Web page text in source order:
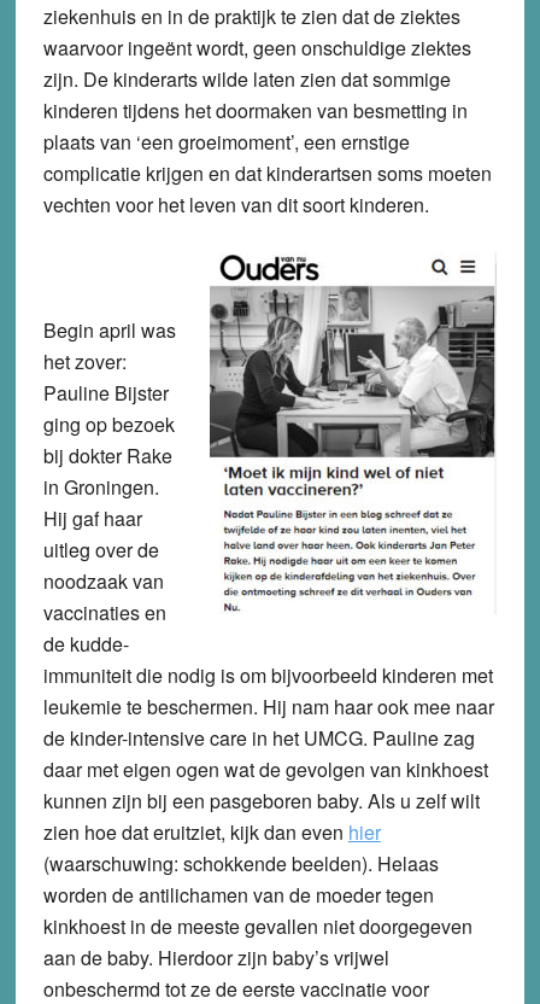
ziekenhuis en in de praktijk te zien dat de ziektes
waarvoor ingeënt wordt, geen onschuldige ziektes
zijn. De kinderarts wilde laten zien dat sommige
kinderen tijdens het doormaken van besmetting in
plaats van ‘een groeimoment’, een ernstige
complicatie krijgen en dat kinderartsen soms moeten
vechten voor het leven van dit soort kinderen.
Begin april was
het zover:
Pauline Bijster
ging op bezoek
bij dokter Rake
in Groningen.
Hij gaf haar
uitleg over de
noodzaak van
vaccinaties en
de kudde-
immuniteit die nodig is om bijvoorbeeld kinderen met
leukemie te beschermen. Hij nam haar ook mee naar
de kinder-intensive care in het UMCG. Pauline zag
daar met eigen ogen wat de gevolgen van kinkhoest
kunnen zijn bij een pasgeboren baby. Als u zelf wilt
zien hoe dat eruitziet, kijk dan even hier
(waarschuwing: schokkende beelden). Helaas
worden de antilichamen van de moeder tegen
kinkhoest in de meeste gevallen niet doorgegeven
aan de baby. Hierdoor zijn baby’s vrijwel
onbeschermd tot ze de eerste vaccinatie voor